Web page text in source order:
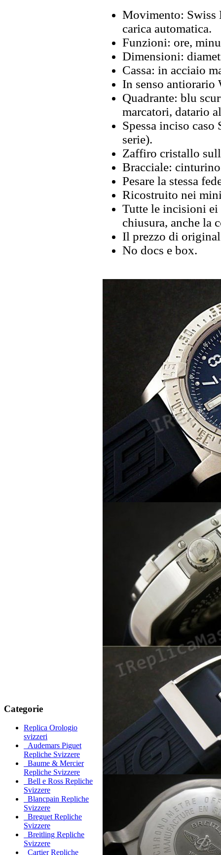
Categorie
Replica Orologio
svizzeri
Audemars Piguet
Repliche Svizzere
Baume & Mercier
Repliche Svizzere
Bell e Ross Repliche
Svizzere
Blancpain Repliche
Svizzere
Breguet Repliche
Svizzere
Breitling Repliche
Svizzere
Cartier Repliche
Movimento: Swiss
carica automatica.
Funzioni: ore,
Dimensioni:
Cassa: in acciaio
In senso antiorario
Quadrante: blu
marcatori, datario
Spessa inciso
serie).
Zaffiro cristallo
Bracciale:
Pesare la stessa
Ricostruito nei
Tutte le incisioni
chiusura, anche la
Il prezzo di
No docs e box.